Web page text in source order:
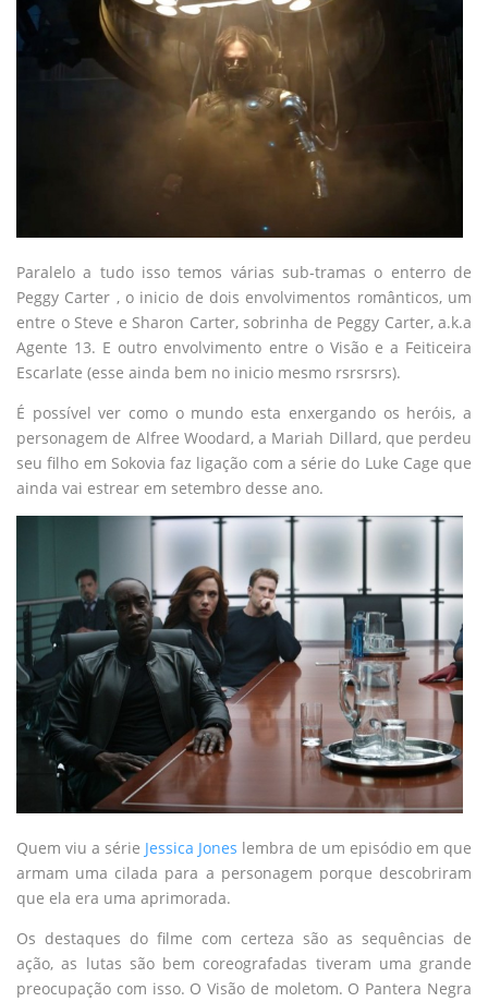
Paralelo a tudo isso temos várias sub-tramas o enterro de
Peggy Carter , o inicio de dois envolvimentos românticos, um
entre o Steve e Sharon Carter, sobrinha de Peggy Carter, a.k.a
Agente 13. E outro envolvimento entre o Visão e a Feiticeira
Escarlate (esse ainda bem no inicio mesmo rsrsrsrs).
É possível ver como o mundo esta enxergando os heróis, a
personagem de Alfree Woodard, a Mariah Dillard, que perdeu
seu filho em Sokovia faz ligação com a série do Luke Cage que
ainda vai estrear em setembro desse ano.
Quem viu a série Jessica Jones lembra de um episódio em que
armam uma cilada para a personagem porque descobriram
que ela era uma aprimorada.
Os destaques do filme com certeza são as sequências de
ação, as lutas são bem coreografadas tiveram uma grande
preocupação com isso. O Visão de moletom. O Pantera Negra